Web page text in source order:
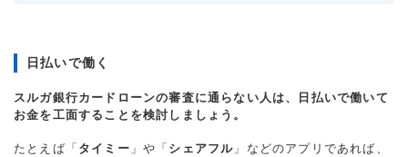
日払いで働く
スルガ銀行カードローンの審査に通らない人は、日払いで働いて
お金を工面することを検討しましょう。
たとえば「 タイミー 」や「 シェアフル 」などのアプリであれば、